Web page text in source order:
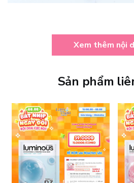
Xem thêm nội
Sản phẩm